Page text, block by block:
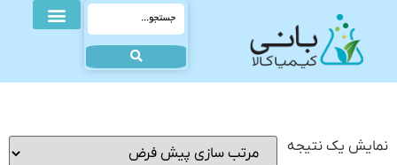
نمایش یک نتیجه